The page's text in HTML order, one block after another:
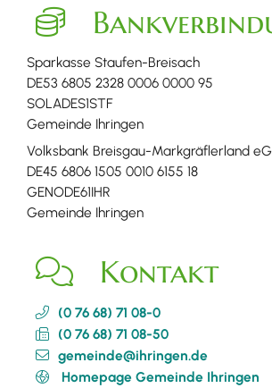
Sparkasse Staufen-Breisach
DE53 6805 2328 0006 0000 95
SOLADES1STF
Gemeinde Ihringen
Volksbank Breisgau-Markgräflerland eG
DE45 6806 1505 0010 6155 18
GENODE61IHR
Gemeinde Ihringen
Kontakt
(0 76 68) 71 08-0
(0 76 68) 71 08-50
gemeinde@ihringen.de
Homepage Gemeinde Ihringen